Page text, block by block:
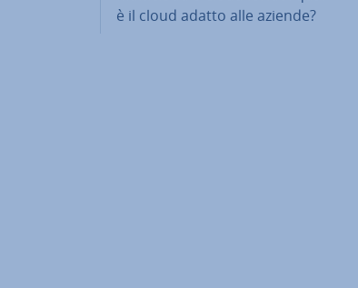
è il cloud adatto alle aziende?